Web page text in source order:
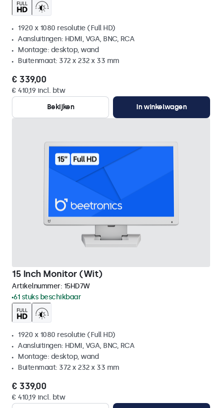
1920 x 1080 resolutie (Full HD)
Aansluitingen: HDMI, VGA, BNC, RCA
Montage: desktop, wand
Buitenmaat: 372 x 232 x 33 mm
€ 339,00
€ 410,19 incl. btw
Bekijken
In winkelwagen
15 Inch Monitor (Wit)
Artikelnummer: 15HD7W
61 stuks beschikbaar
1920 x 1080 resolutie (Full HD)
Aansluitingen: HDMI, VGA, BNC, RCA
Montage: desktop, wand
Buitenmaat: 372 x 232 x 33 mm
€ 339,00
€ 410,19 incl. btw